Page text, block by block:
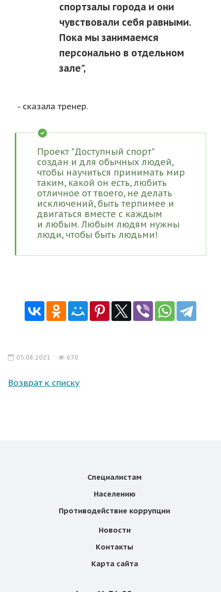
спортзалы города и они
чувствовали себя равными.
Пока мы занимаемся
персонально в отдельном
зале",
- сказала тренер.
Проект "Доступный спорт"
создан и для обычных людей,
чтобы научиться принимать мир
таким, какой он есть, любить
отличное от твоего, не делать
исключений, быть терпимее и
двигаться вместе с каждым
и любым. Любым людям нужны
люди, чтобы быть людьми!
05.08.2021 670
Возврат к списку
Специалистам
Населению
Противодействие коррупции
Новости
Контакты
Карта сайта